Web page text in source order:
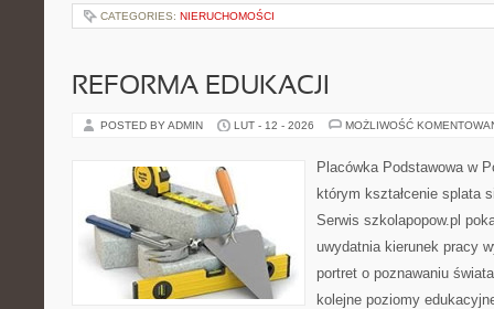
CATEGORIES: NIERUCHOMOŚCI
REFORMA EDUKACJI
POSTED BY ADMIN LUT - 12 - 2026 MOŻLIWOŚĆ
Placówka Podstawowa w
którym kształcenie splata
Serwis szkolapopow.pl
uwydatnia kierunek pracy
portret o poznawaniu
kolejne poziomy